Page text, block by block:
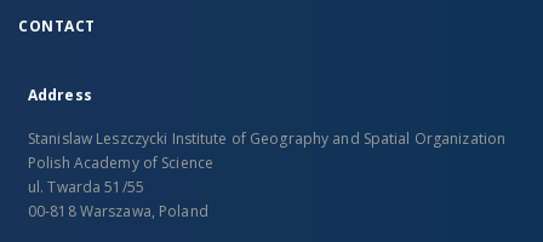
CONTACT
Address
Stanislaw Leszczycki Institute of Geography and Spatial Organization
Polish Academy of Science
ul. Twarda 51/55
00-818 Warszawa, Poland